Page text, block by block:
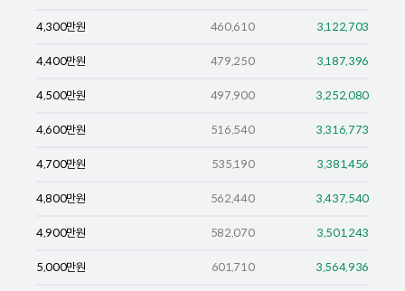
4,300만원 460,610 3,122,703
4,400만원 479,250 3,187,396
4,500만원 497,900 3,252,080
4,600만원 516,540 3,316,773
4,700만원 535,190 3,381,456
4,800만원 562,440 3,437,540
4,900만원 582,070 3,501,243
5,000만원 601,710 3,564,936